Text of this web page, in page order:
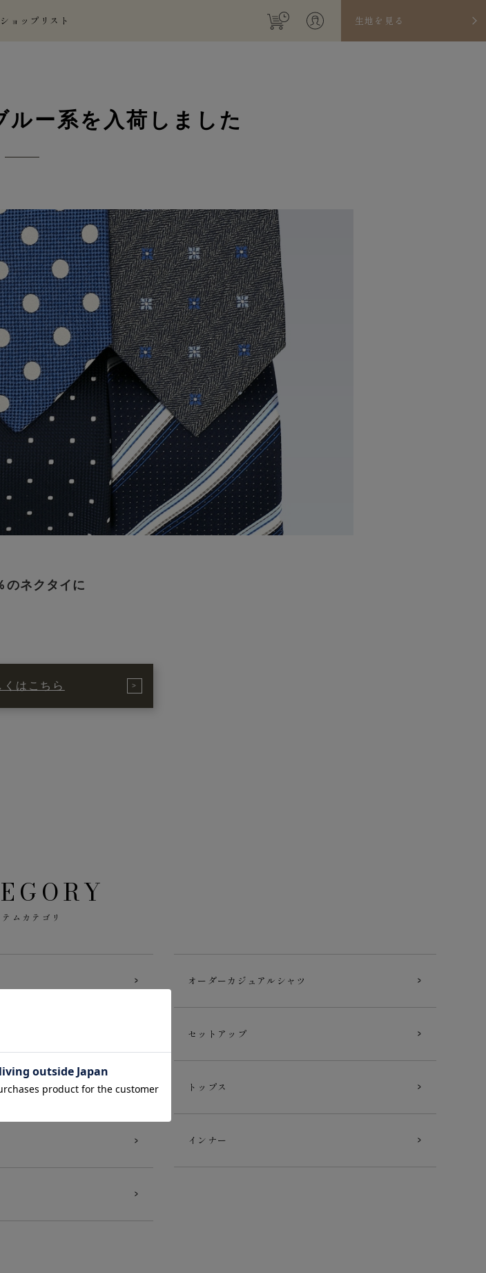
生地を見る
ショップリスト
ルー系を入荷しました
のネクタイに
くはこちら
テムカテゴリ
オーダー カジュアルシャツ
セットアップ
トップス
インナー